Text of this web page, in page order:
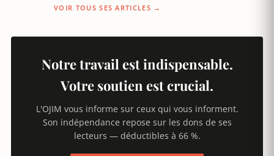
VOIR TOUS SES ARTICLES →
Notre travail est indispensable.
Votre soutien est crucial.
L'OJIM vous informe sur ceux qui vous informent.
Son indépendance repose sur les dons de ses
lecteurs — déductibles à 66 %.